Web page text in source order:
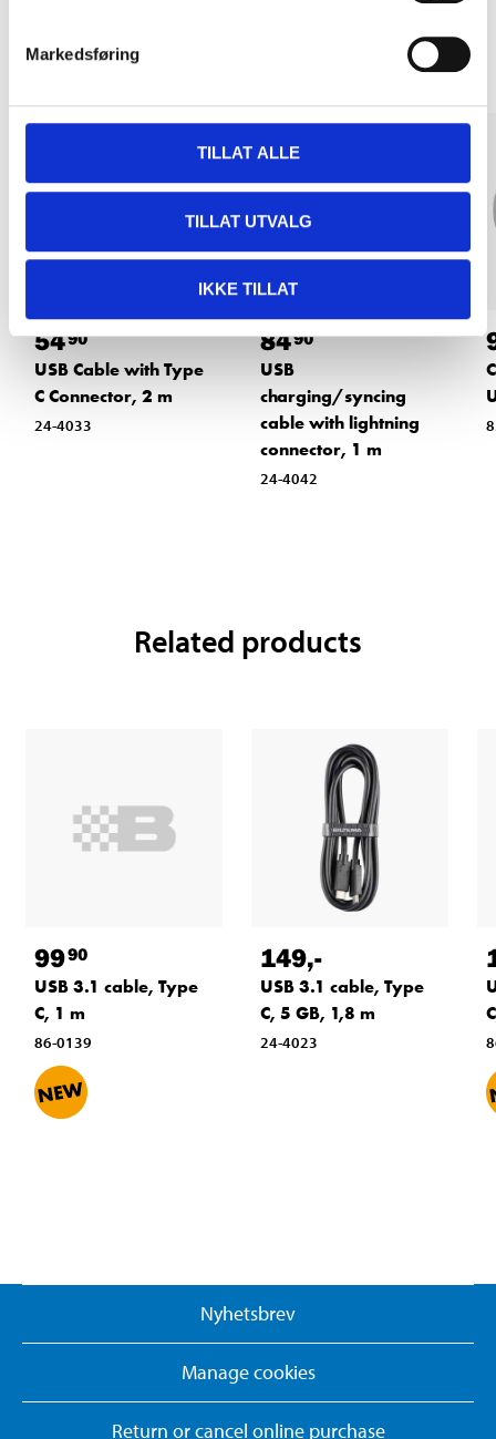
Markedsføring
TILLAT ALLE
TILLAT UTVALG
IKKE TILLAT
5490
USB Cable with Type
C Connector, 2 m
24-4033
8490
USB
charging/syncing
cable with lightning
connector, 1 m
24-4042
Related products
9990
USB 3.1 cable, Type
C, 1 m
86-0139
149,-
USB 3.1 cable, Type
C, 5 GB, 1,8 m
24-4023
Nyhetsbrev
Manage cookies
Return or cancel online purchase